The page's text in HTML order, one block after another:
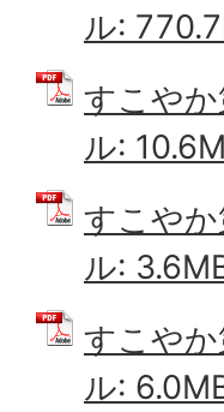
ル:
すこや
ル:
すこや
ル:
すこや
ル: